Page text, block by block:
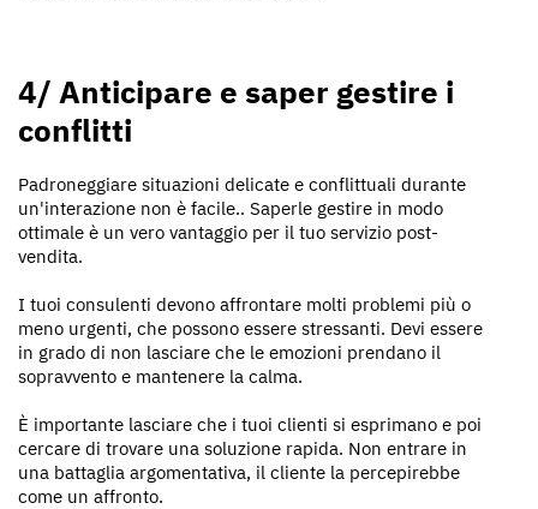
4/ Anticipare e saper gestire i
conflitti
Padroneggiare situazioni delicate e conflittuali durante
un'interazione non è facile.. Saperle gestire in modo
ottimale è un vero vantaggio per il tuo servizio post-
vendita.
I tuoi consulenti devono affrontare molti problemi più o
meno urgenti, che possono essere stressanti. Devi essere
in grado di non lasciare che le emozioni prendano il
sopravvento e mantenere la calma.
È importante lasciare che i tuoi clienti si esprimano e poi
cercare di trovare una soluzione rapida. Non entrare in
una battaglia argomentativa, il cliente la percepirebbe
come un affronto.